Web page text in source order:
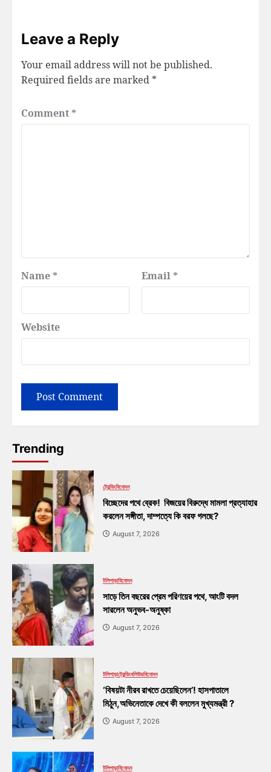
Leave a Reply
Your email address will not be published.
Required fields are marked *
Comment *
Name * Email *
Website
Trending
ট্রেন্ডিংবিনোদন
বিচ্ছেদের পথে ব্রেক! বিজয়ের বিরুদ্ধে মামলা প্রত্যাহার
করলেন সঙ্গীতা, দাম্পত্যে কি বরফ গলছে?
August 7, 2026
টলিপাড়াবিনোদন
সাড়ে তিন বছরের প্রেম পরিণয়ের পথে, আংটি বদল
সারলেন অনুভব-অনুষ্কা
August 7, 2026
টলিপাড়াট্রেন্ডিংবলিউডবিনোদন
‘বিষয়টা নীরব রাখতে চেয়েছিলেন’! হাসপাতালে
মিঠুন,অভিনেতাকে দেখে কী বললেন মুখ্যমন্ত্রী ?
August 7, 2026
টলিপাড়াবিনোদন